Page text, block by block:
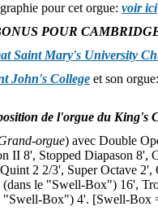
pour cet orgue: voir ici
POUR
Saint Mary's University
John's College et son
de l'orgue du King's
orgue) avec Double
II 8', Stopped Diapason 8',
2 2/3', Super Octave
(dans le "Swell-Box") 16',
"Swell-Box") 4'. [Swell-Box